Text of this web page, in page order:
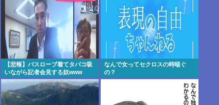
【悲報】バスローブ着てタバコ吸
いながら記者会見する奴www
なんで女ってセクロスの時喘ぐ
の？